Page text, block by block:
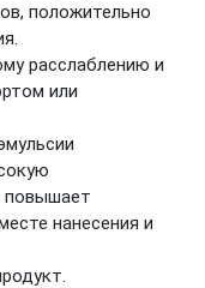
положительно
расслаблению и
или
повышает
нанесения и